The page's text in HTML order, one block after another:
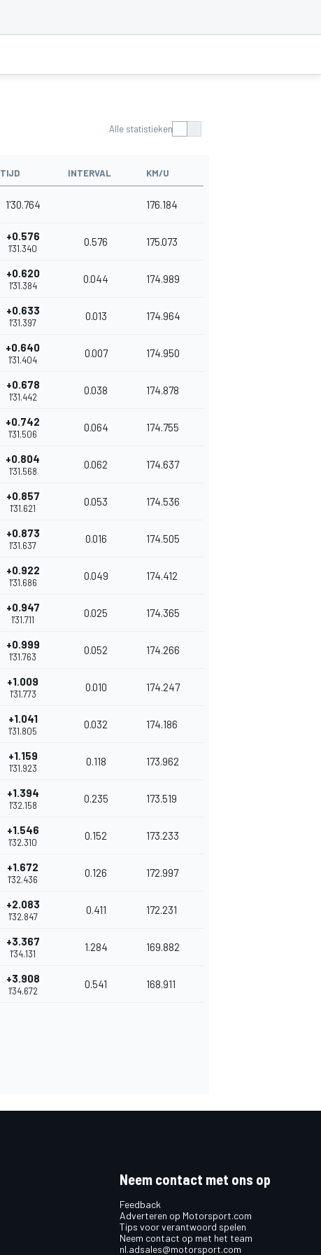
Alle statistieken
TIJD INTERVAL KM/U
1'30.764 176.184
+0.576
1'31.340
0.576 175.073
+0.620
1'31.384
0.044 174.989
+0.633
1'31.397
0.013 174.964
+0.640
1'31.404
0.007 174.950
+0.678
1'31.442
0.038 174.878
+0.742
1'31.506
0.064 174.755
+0.804
1'31.568
0.062 174.637
+0.857
1'31.621
0.053 174.536
+0.873
1'31.637
0.016 174.505
+0.922
1'31.686
0.049 174.412
+0.947
1'31.711
0.025 174.365
+0.999
1'31.763
0.052 174.266
+1.009
1'31.773
0.010 174.247
+1.041
1'31.805
0.032 174.186
+1.159
1'31.923
0.118 173.962
+1.394
1'32.158
0.235 173.519
+1.546
1'32.310
0.152 173.233
+1.672
1'32.436
0.126 172.997
+2.083
1'32.847
0.411 172.231
+3.367
1'34.131
1.284 169.882
+3.908
1'34.672
0.541 168.911
Neem contact met ons op
Feedback
Adverteren op Motorsport.com
Tips voor verantwoord spelen
Neem contact op met het team
nl.adsales@motorsport.com